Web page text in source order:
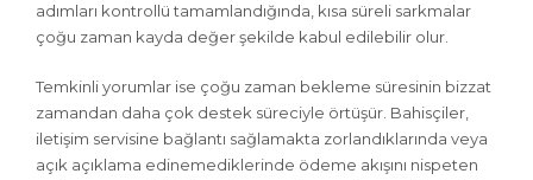
adımları kontrollü tamamlandığında, kısa süreli sarkmalar
çoğu zaman kayda değer şekilde kabul edilebilir olur.
Temkinli yorumlar ise çoğu zaman bekleme süresinin bizzat
zamandan daha çok destek süreciyle örtüşür. Bahisçiler,
iletişim servisine bağlantı sağlamakta zorlandıklarında veya
açık açıklama edinemediklerinde ödeme akışını nispeten